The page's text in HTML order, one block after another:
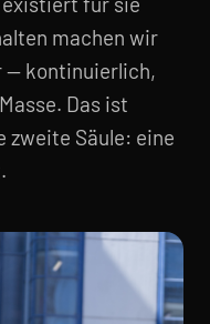
machen wir
— kontinuierlich,
Das ist
zweite Säule: eine